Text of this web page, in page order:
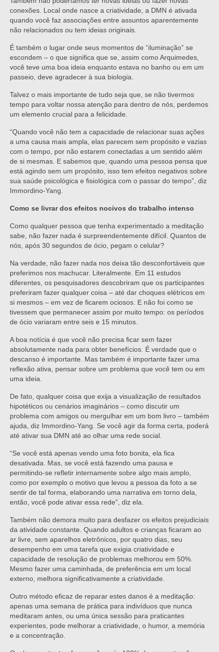
conexões. Local onde nasce a criatividade, a DMN é ativada
quando você faz associações entre assuntos aparentemente
não relacionados ou tem ideias originais.
É também o lugar onde seus momentos de “iluminação” se
escondem – o que significa que se, assim como Arquimedes,
você teve uma boa ideia enquanto estava no banho ou em um
passeio, deve agradecer à sua biologia.
Talvez o mais importante de tudo seja que, se não tivermos
tempo para voltar nossa atenção para dentro de nós, perdemos
um elemento crucial para a felicidade.
“Quando você não tem a capacidade de relacionar suas ações
a uma causa mais ampla, elas parecem sem propósito e vazias
com o tempo, por não estarem conectadas a um sentido além
de si mesmas. E sabemos que, quando uma pessoa pensa que
está agindo sem um propósito, isso tem efeitos negativos sobre
sua saúde psicológica e fisiológica com o passar do tempo”, diz
Immordino-Yang.
Como se livrar dos efeitos nocivos do trabalho intenso
Como qualquer pessoa que tenha experimentado a meditação
sabe, não fazer nada é surpreendentemente difícil. Quantos de
nós, após 30 segundos de ócio, pegam o celular?
Na verdade, não fazer nada nos deixa tão desconfortáveis que
preferimos nos machucar. Literalmente. Em 11 estudos
diferentes, os pesquisadores descobriram que os participantes
preferiram fazer qualquer coisa – até dar choques elétricos em
si mesmos – em vez de ficarem ociosos. E não foi como se
tivessem que permanecer assim por muito tempo: os períodos
de ócio variaram entre seis e 15 minutos.
A boa notícia é que você não precisa ficar sem fazer
absolutamente nada para obter benefícios. É verdade que o
descanso é importante. Mas também é importante fazer uma
reflexão ativa, pensar sobre um problema que você tem ou em
uma ideia.
De fato, qualquer coisa que exija a visualização de resultados
hipotéticos ou cenários imaginários – como discutir um
problema com amigos ou mergulhar em um bom livro – também
ajuda, diz Immordino-Yang. Se você agir da forma certa, poderá
até ativar sua DMN até ao olhar uma rede social.
“Se você está apenas vendo uma foto bonita, ela fica
desativada. Mas, se você está fazendo uma pausa e
permitindo-se refletir internamente sobre algo mais amplo,
como por exemplo o motivo que levou a pessoa da foto a se
sentir de tal forma, elaborando uma narrativa em torno dela,
então, você pode ativar essa rede”, diz ela.
Também não demora muito para desfazer os efeitos prejudiciais
da atividade constante. Quando adultos e crianças ficaram ao
ar livre, sem aparelhos eletrônicos, por quatro dias, seu
desempenho em uma tarefa que exigia criatividade e
capacidade de resolução de problemas melhorou em 50%.
Mesmo fazer uma caminhada, de preferência em um local
externo, melhora significativamente a criatividade.
Outro método eficaz de reparar estes danos é a meditação:
apenas uma semana de prática para indivíduos que nunca
meditaram antes, ou uma única sessão para praticantes
experientes, pode melhorar a criatividade, o humor, a memória
e a concentração.